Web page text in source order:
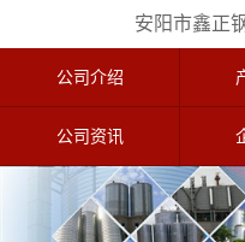
安阳市鑫正
公司介绍
公司资讯